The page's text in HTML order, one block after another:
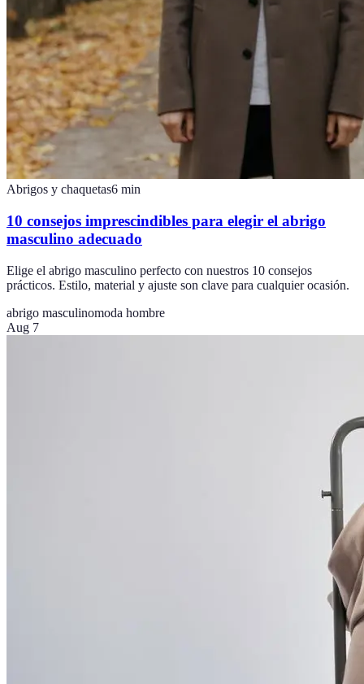
Abrigos y chaquetas6 min
10 consejos imprescindibles para elegir el abrigo
masculino adecuado
Elige el abrigo masculino perfecto con nuestros 10 consejos
prácticos. Estilo, material y ajuste son clave para cualquier ocasión.
abrigo masculinomoda hombre
Aug 7